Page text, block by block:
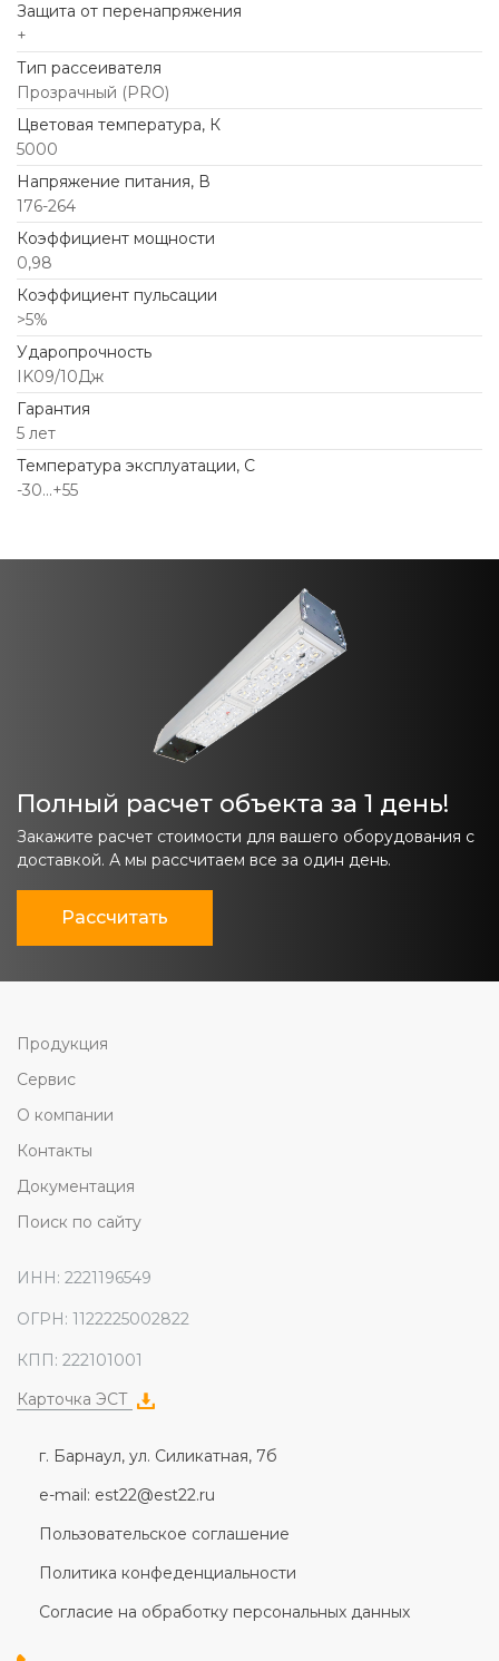
Защита от перенапряжения
+
Тип рассеивателя
Прозрачный (PRO)
Цветовая температура, К
5000
Напряжение питания, В
176-264
Коэффициент мощности
0,98
Коэффициент пульсации
>5%
Ударопрочность
IK09/10Дж
Гарантия
5 лет
Температура эксплуатации, С
-30...+55
Полный расчет объекта за 1 день!
Закажите расчет стоимости для вашего оборудования с
доставкой. А мы рассчитаем все за один день.
Рассчитать
Продукция
Сервис
О компании
Контакты
Документация
Поиск по сайту
ИНН: 2221196549
ОГРН: 1122225002822
КПП: 222101001
Карточка ЭСТ
г. Барнаул, ул. Силикатная, 7б
e-mail: est22@est22.ru
Пользовательское соглашение
Политика конфеденциальности
Согласие на обработку персональных данных